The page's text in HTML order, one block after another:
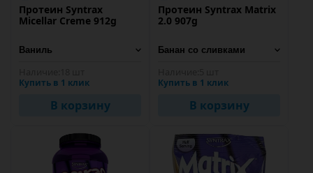
Протеин Syntrax
Micellar Creme 912g
Купить в 1 клик
В корзину
Протеин Syntrax Matrix
2.0 907g
Купить в 1 клик
В корзину